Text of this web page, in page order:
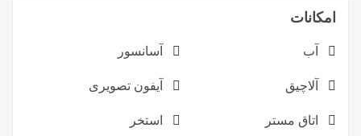
امکانات
آب آسانسور
آلاچیق آیفون تصویری
اتاق مستر استخر